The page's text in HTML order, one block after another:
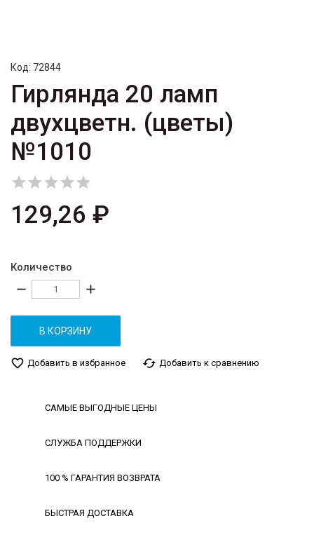
Код: 72844
Гирлянда 20 ламп
двухцветн. (цветы)
№1010

129,26 ₽
Количество
remove add
В КОРЗИНУ
favorite_border Добавить в избранное cached Добавить к сравнению
САМЫЕ ВЫГОДНЫЕ ЦЕНЫ
СЛУЖБА ПОДДЕРЖКИ
100 % ГАРАНТИЯ ВОЗВРАТА
БЫСТРАЯ ДОСТАВКА